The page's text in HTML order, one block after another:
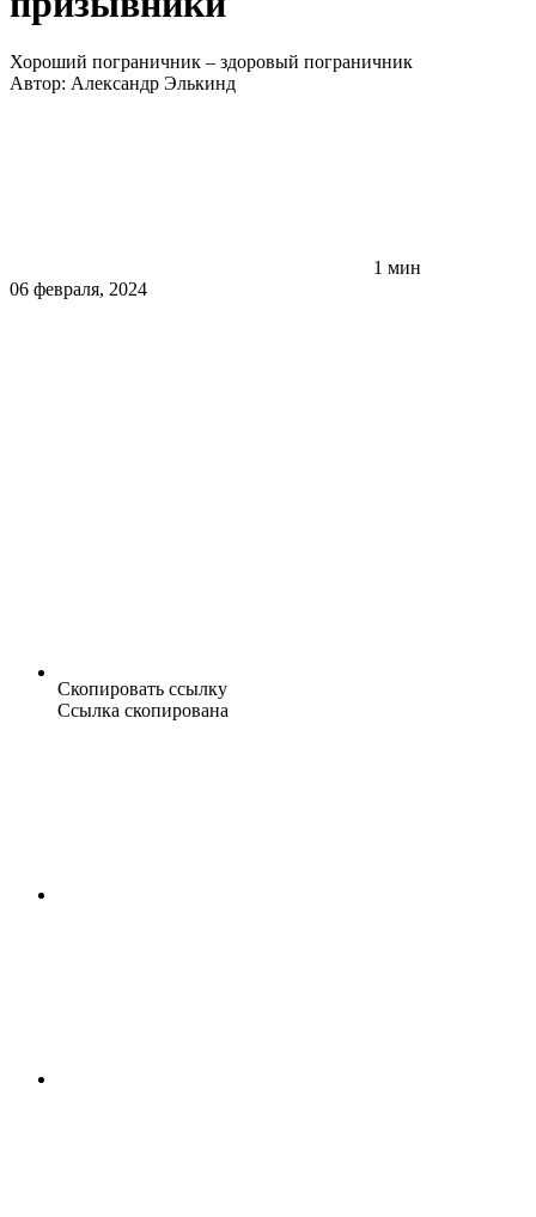
Хороший пограничник – здоровый пограничник
Автор: Александр Элькинд
1 мин
06 февраля, 2024
Скопировать ссылку
Ссылка скопирована